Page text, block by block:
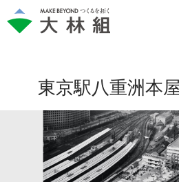
東京駅八重洲本